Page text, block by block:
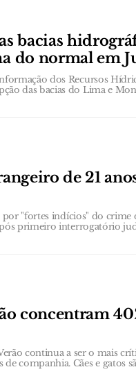
bacias
do normal em
dos Recursos
das bacias do Lima e
de 21
"fortes indícios" do crime
primeiro interrogatório
concentram
continua a ser o mais
companhia. Cães e gatos